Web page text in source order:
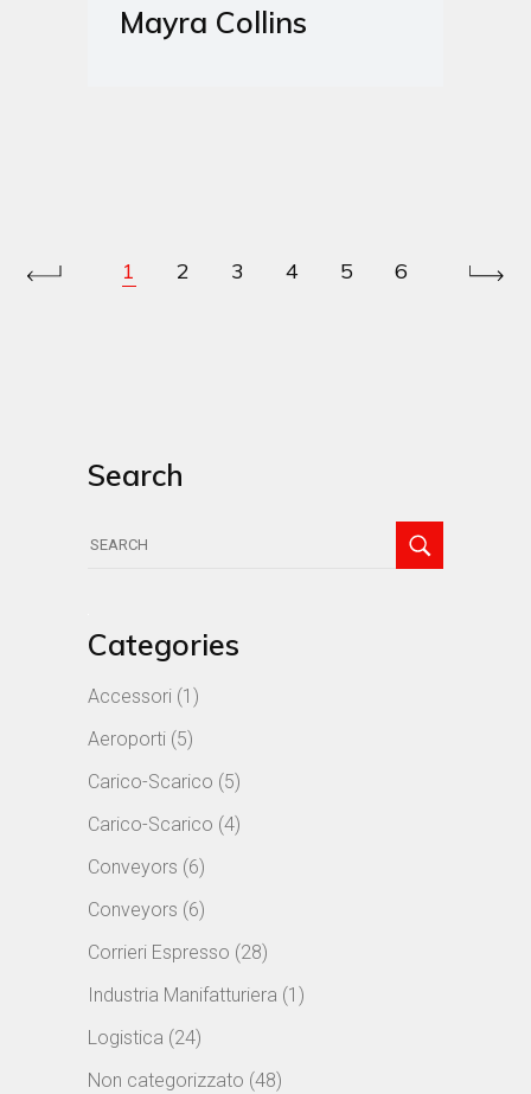
Mayra Collins
1 2 3 4 5 6
Search
for:
Categories
Accessori (1)
Aeroporti (5)
Carico-Scarico (5)
Carico-Scarico (4)
Conveyors (6)
Conveyors (6)
Corrieri Espresso (28)
Industria Manifatturiera (1)
Logistica (24)
Non categorizzato (48)